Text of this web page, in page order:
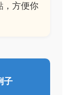
，方便你
子